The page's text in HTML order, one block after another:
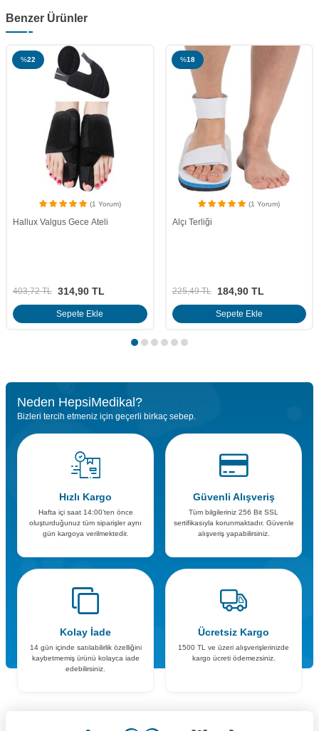
Benzer Ürünler
%18
(1 Yorum)
Alçı Terliği
225,49TL 184,90 TL
Sepete Ekle
%20
(1 Yorum)
Parmak Arası Makarası
109,88TL 87,90TL
Sepete Ekle
Neden HepsiMedikal?
Bizleri tercih etmeniz için geçerli birkaç sebep.
Hızlı Kargo
Hafta içi saat 14:00’ten önce
oluşturduğunuz tüm siparişler aynı
gün kargoya verilmektedir.
Güvenli Alışveriş
Tüm bilgileriniz 256 Bit SSL
sertifikasıyla korunmaktadır. Güvenle
alışveriş yapabilirsiniz.
Kolay İade
14 gün içinde satılabilirlik özelliğini
kaybetmemiş ürünü kolayca iade
edebilirsiniz.
Ücretsiz Kargo
1500 TL ve üzeri alışverişlerinizde
kargo ücreti ödemezsiniz.